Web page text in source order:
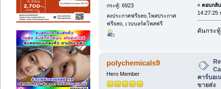
กระทู้: 6923
ลงประกาศฟรีseo,โพสประกาศ
ฟรีseo, เวบบอร์ดโพสฟรี
« ตอบกลั
14:27:25
ดันกระทู้
polychemicals9
Hero Member
คาร์บอเ
ขายส่ง